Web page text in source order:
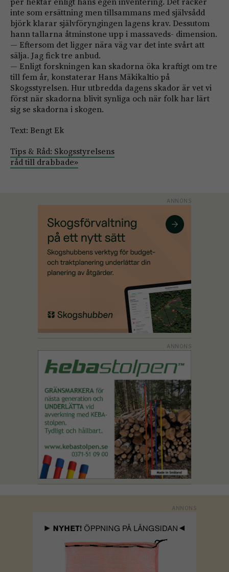
inte som ersättning men tillsammans med självsådd
björk klarar självföryngingen lagens krav. Dessutom
hann tallarna åtminstone upp i massaveds- dimension.
— Eftersom det ligger nära väg var det inte svårt att
sälja. Jag fick tre anbud.
— Enligt forskningen kan skadorna öka kraftigt om tre
till fem år, konstaterar Hans Mäkikaltio på
Skogsstyrelsen. Hur utbredda dagens skador är vet vi
först när skadorna blivit synliga och när folk har lärt
sig se skadorna i skogen.
Text: Bengt Ek
Tips & Råd: Skogsstyrelsens
råd till drabbade»